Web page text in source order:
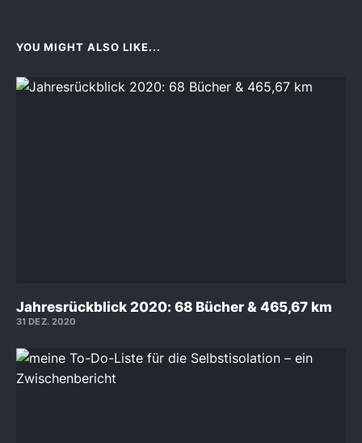
YOU MIGHT ALSO LIKE...
Jahresrückblick 2020: 68 Bücher & 465,67 km
31 DEZ. 2020